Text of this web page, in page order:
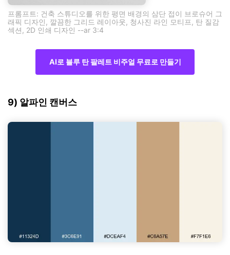
프롬프트: 건축 스튜디오를 위한 평면 배경의 삼단 접이 브로슈어 그
래픽 디자인, 깔끔한 그리드 레이아웃, 청사진 라인 모티프, 탄 질감
섹션, 2D 인쇄 디자인 --ar 3:4
AI로 블루 탄 팔레트 비주얼 무료로 만들기
9) 알파인 캔버스